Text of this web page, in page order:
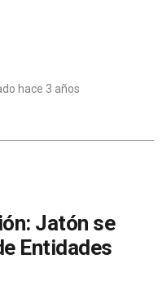
hace 3 años
Jatón se
Entidades